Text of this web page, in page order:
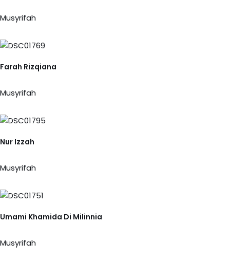
Musyrifah
Farah Rizqiana
Musyrifah
Nur Izzah
Musyrifah
Umami Khamida Di Milinnia
Musyrifah